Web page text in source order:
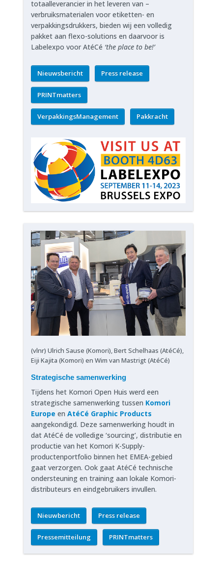
totaalleverancier in het leveren van –
verbruiksmaterialen voor etiketten- en
verpakkingsdrukkers, bieden wij een volledig
pakket aan flexo-solutions en daarvoor is
Labelexpo voor AtéCé ‘the place to be!’
Nieuwsbericht Press release
PRINTmatters
VerpakkingsManagement Pakkracht
(vlnr) Ulrich Sause (Komori), Bert Schelhaas (AtéCé),
Eiji Kajita (Komori) en Wim van Mastrigt (AtéCé)
Strategische samenwerking
Tijdens het Komori Open Huis werd een
strategische samenwerking tussen Komori
Europe en AtéCé Graphic Products
aangekondigd. Deze samenwerking houdt in
dat AtéCé de volledige ‘sourcing’, distributie en
productie van het Komori K-Supply-
productenportfolio binnen het EMEA-gebied
gaat verzorgen. Ook gaat AtéCé technische
ondersteuning en training aan lokale Komori-
distributeurs en eindgebruikers invullen.
Nieuwbericht Press release
Pressemitteilung PRINTmatters